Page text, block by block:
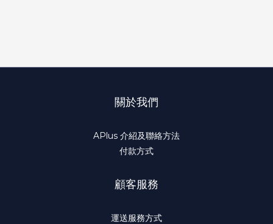
關於我們
APlus 介紹及聯絡方法
付款方式
顧客服務
運送服務方式